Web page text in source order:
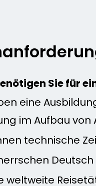
Sie für
eine
im Aufbau von
technische
weltweite